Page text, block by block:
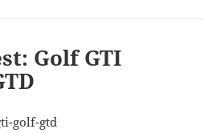
Golf GTI